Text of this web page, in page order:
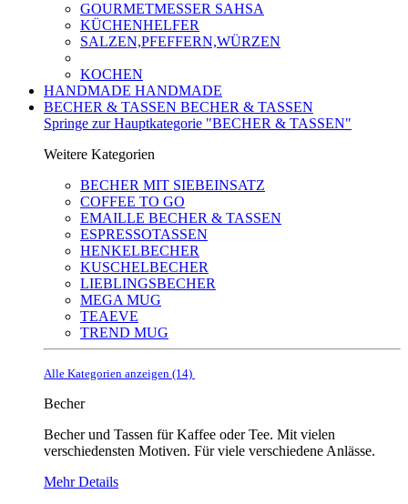
GOURMETMESSER SAHSA
KÜCHENHELFER
SALZEN,PFEFFERN,WÜRZEN
KOCHEN
HANDMADE HANDMADE
BECHER & TASSEN BECHER & TASSEN
Springe zur Hauptkategorie "BECHER & TASSEN"
Weitere Kategorien
BECHER MIT SIEBEINSATZ
COFFEE TO GO
EMAILLE BECHER & TASSEN
ESPRESSOTASSEN
HENKELBECHER
KUSCHELBECHER
LIEBLINGSBECHER
MEGA MUG
TEAEVE
TREND MUG
Alle Kategorien anzeigen (14)
Becher
Becher und Tassen für Kaffee oder Tee. Mit vielen
verschiedensten Motiven. Für viele verschiedene Anlässe.
Mehr Details